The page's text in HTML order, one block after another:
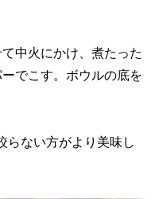
中火にかけ、煮たった
でこす。ボウルの底を
らない方がより美味し